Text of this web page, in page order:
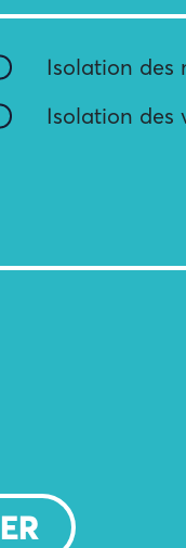
Isolation des
Isolation des